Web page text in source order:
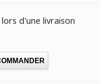
d'une livraison